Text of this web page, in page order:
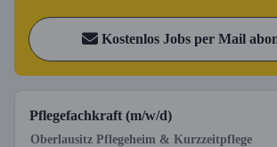
Kostenlos Jobs per Mail
Pflegefachkraft (m/w/d)
Oberlausitz Pflegeheim & Kurzzeitpflege